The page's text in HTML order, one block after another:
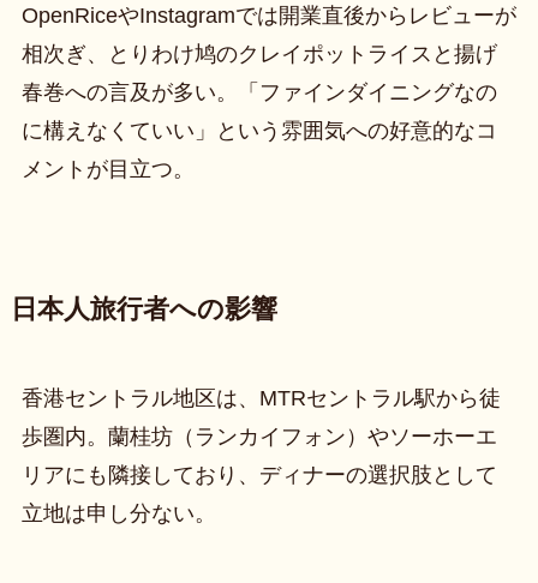
OpenRiceやInstagramでは開業直後からレビューが
相次ぎ、とりわけ鸠のクレイポットライスと揚げ
春巻への言及が多い。「ファインダイニングなの
に構えなくていい」という雰囲気への好意的なコ
メントが目立つ。
日本人旅行者への影響
香港セントラル地区は、MTRセントラル駅から徒
歩圏内。蘭桂坊（ランカイフォン）やソーホーエ
リアにも隣接しており、ディナーの選択肢として
立地は申し分ない。